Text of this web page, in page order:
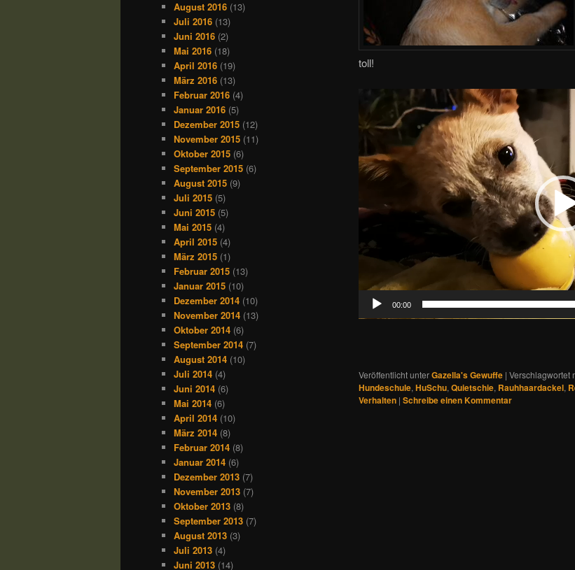
toll!
Video-
Player
00:00
Veröffentlicht unterGazella's Gewuffe | Verschlagwortet
Hundeschule,HuSchu,Quietschie, Rauhhaardackel,
Verhalten | Schreibe einen Kommentar
August 2016 (13)
Juli 2016 (13)
Juni 2016 (2)
Mai 2016 (18)
April 2016 (19)
März 2016 (13)
Februar 2016 (4)
Januar 2016 (5)
Dezember 2015 (12)
November 2015 (11)
Oktober 2015 (6)
September 2015 (6)
August 2015 (9)
Juli 2015 (5)
Juni 2015 (5)
Mai 2015 (4)
April 2015 (4)
März 2015 (1)
Februar 2015 (13)
Januar 2015 (10)
Dezember 2014 (10)
November 2014 (13)
Oktober 2014 (6)
September 2014 (7)
August 2014 (10)
Juli 2014 (4)
Juni 2014 (6)
Mai 2014 (6)
April 2014 (10)
März 2014 (8)
Februar 2014 (8)
Januar 2014 (6)
Dezember 2013 (7)
November 2013 (7)
Oktober 2013 (8)
September 2013 (7)
August 2013 (3)
Juli 2013 (4)
Juni 2013 (14)